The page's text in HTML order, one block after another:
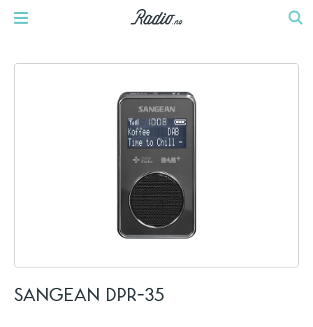
SANGEAN DPR-35